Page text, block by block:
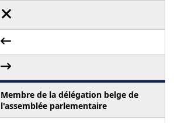
Membre de la délégation belge de
l'assemblée parlementaire